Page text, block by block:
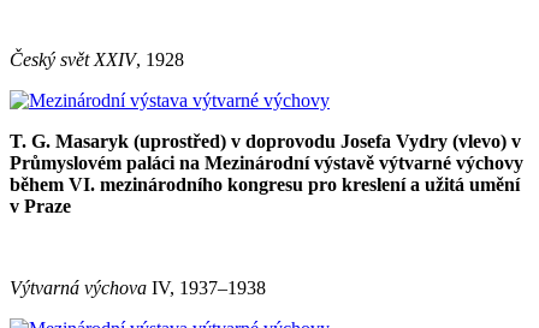
Český svět XXIV, 1928
T. G. Masaryk (uprostřed) v doprovodu Josefa Vydry (vlevo) v
Průmyslovém paláci na Mezinárodní výstavě výtvarné výchovy
během VI. mezinárodního kongresu pro kreslení a užitá umění
v Praze
Výtvarná výchova IV, 1937–1938